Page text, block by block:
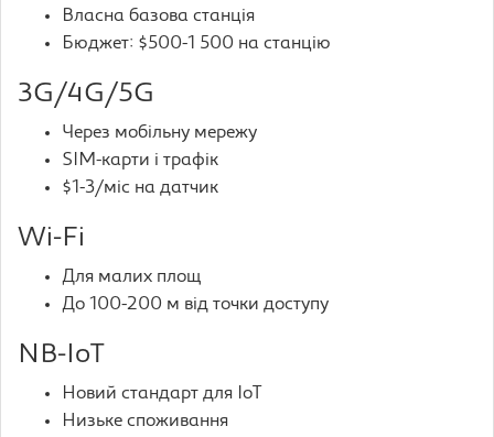
Власна базова станція
Бюджет: $500-1 500 на станцію
3G/4G/5G
Через мобільну мережу
SIM-карти і трафік
$1-3/міс на датчик
Wi-Fi
Для малих площ
До 100-200 м від точки доступу
NB-IoT
Новий стандарт для IoT
Низьке споживання